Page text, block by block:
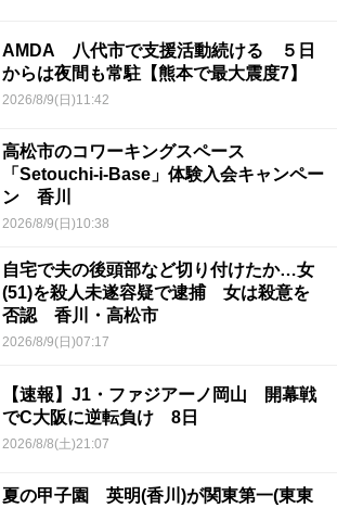
AMDA 八代市で支援活動続ける ５日
からは夜間も常駐【熊本で最大震度7】
2026/8/9(日)11:42
高松市のコワーキングスペース
「Setouchi-i-Base」体験入会キャンペー
ン 香川
2026/8/9(日)10:38
自宅で夫の後頭部など切り付けたか…女
(51)を殺人未遂容疑で逮捕 女は殺意を
否認 香川・高松市
2026/8/9(日)07:17
【速報】J1・ファジアーノ岡山 開幕戦
でC大阪に逆転負け 8日
2026/8/8(土)21:07
夏の甲子園 英明(香川)が関東第一(東東